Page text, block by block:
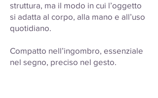
struttura, ma il modo in cui l’oggetto
si adatta al corpo, alla mano e all’uso
quotidiano.
Compatto nell’ingombro, essenziale
nel segno, preciso nel gesto.